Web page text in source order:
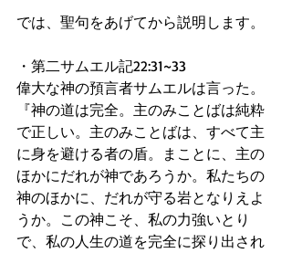
では、聖句をあげてから説明します。
・第二サムエル記22:31~33
偉大な神の預言者サムエルは言った。
『神の道は完全。主のみことばは純粋
で正しい。主のみことばは、すべて主
に身を避ける者の盾。まことに、主の
ほかにだれが神であろうか。私たちの
神のほかに、だれが守る岩となりえよ
うか。この神こそ、私の力強いとり
で、私の人生の道を完全に探り出され